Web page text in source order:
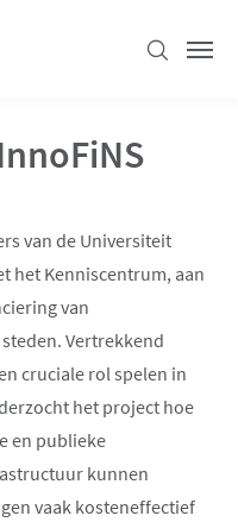
Zoeken
van de Universiteit
het Kenniscentrum, aan
van
Vertrekkend
cruciale rol spelen in
het project hoe
en publieke
kunnen
vaak kosteneffectief